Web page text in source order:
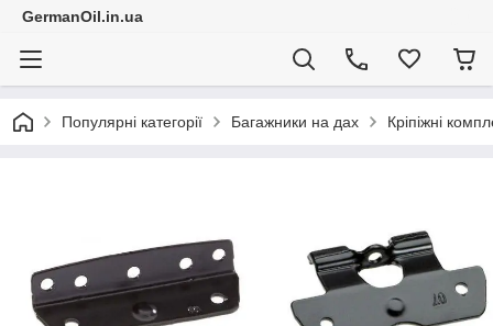
GermanOil.in.ua
Популярні категорії Багажники на дах Кріпіжні